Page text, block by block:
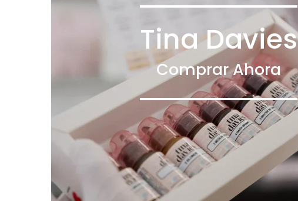
Tina Davies
Comprar Ahora